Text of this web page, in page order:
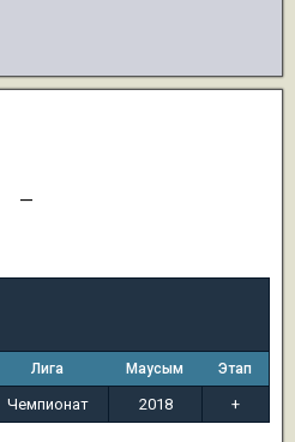
—
Лига Маусым Этап
Чемпионат 2018 +